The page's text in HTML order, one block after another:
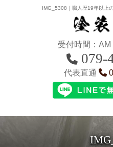
IMG_5308｜職人歴19年以上
受付時間：
079-
代表直通